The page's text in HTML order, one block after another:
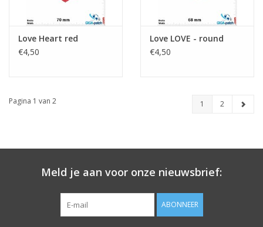
Love Heart red
€4,50
Love LOVE - round
€4,50
Pagina 1 van 2 1 2
Meld je aan voor onze nieuwsbrief:
ABONNEER